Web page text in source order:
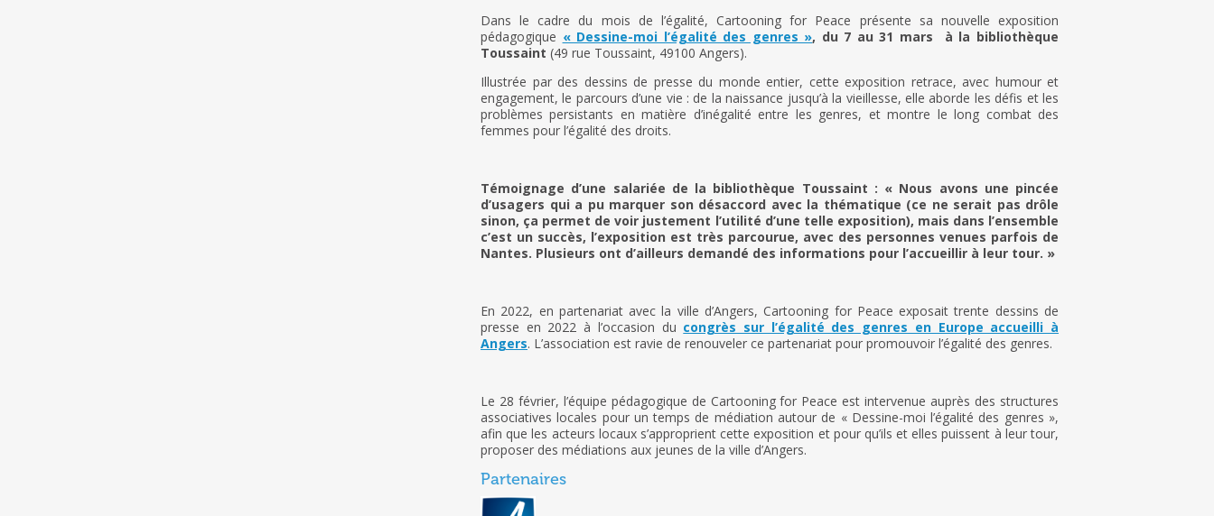
Dans le cadre du mois de l’égalité, Cartooning for Peace présente sa nouvelle exposition
pédagogique « Dessine-moi l’égalité des genres », du 7 au 31 mars à la bibliothèque
Toussaint (49 rue Toussaint, 49100 Angers).
Illustrée par des dessins de presse du monde entier, cette exposition retrace, avec humour et
engagement, le parcours d’une vie : de la naissance jusqu’à la vieillesse, elle aborde les défis et les
problèmes persistants en matière d’inégalité entre les genres, et montre le long combat des
femmes pour l’égalité des droits.
Témoignage d’une salariée de la bibliothèque Toussaint : « Nous avons une pincée
d’usagers qui a pu marquer son désaccord avec la thématique (ce ne serait pas drôle
sinon, ça permet de voir justement l’utilité d’une telle exposition), mais dans l’ensemble
c’est un succès, l’exposition est très parcourue, avec des personnes venues parfois de
Nantes. Plusieurs ont d’ailleurs demandé des informations pour l’accueillir à leur tour. »
En 2022, en partenariat avec la ville d’Angers, Cartooning for Peace exposait trente dessins de
presse en 2022 à l’occasion du congrès sur l’égalité des genres en Europe accueilli à
Angers. L’association est ravie de renouveler ce partenariat pour promouvoir l’égalité des genres.
Le 28 février, l’équipe pédagogique de Cartooning for Peace est intervenue auprès des structures
associatives locales pour un temps de médiation autour de « Dessine-moi l’égalité des genres »,
afin que les acteurs locaux s’approprient cette exposition et pour qu’ils et elles puissent à leur tour,
proposer des médiations aux jeunes de la ville d’Angers.
Partenaires